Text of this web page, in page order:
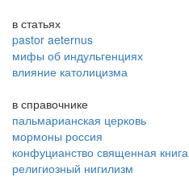
в статьях
pastor aeternus
мифы об индульгенциях
влияние католицизма
в справочнике
пальмарианская церковь
мормоны россия
конфуцианство священная книга
религиозный нигилизм